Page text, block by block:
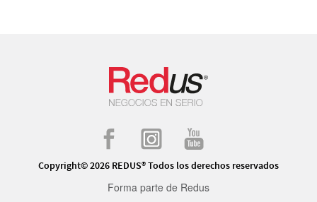
Copyright© 2026 REDUS® Todos los derechos reservados
Forma parte de Redus